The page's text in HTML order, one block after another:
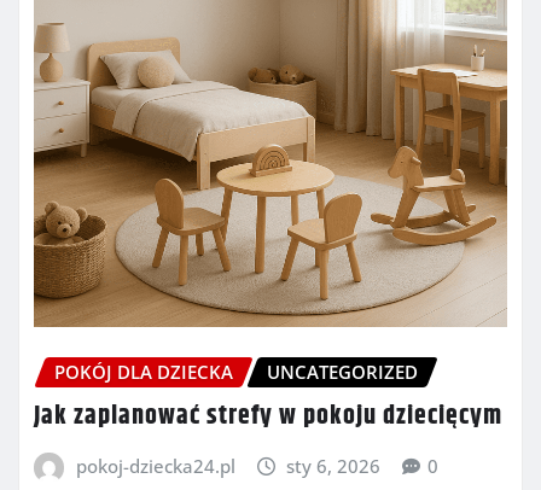
POKÓJ DLA DZIECKA UNCATEGORIZED
Jak zaplanować strefy w pokoju dziecięcym
pokoj-dziecka24.pl sty 6, 2026 0